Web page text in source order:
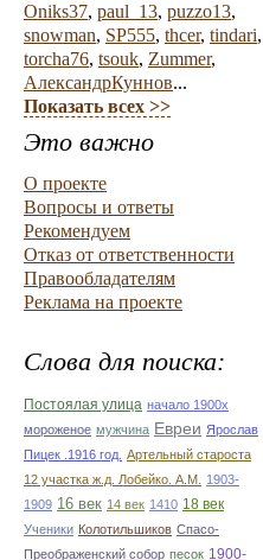
Oniks37, paul_13, puzzo13,
snowman, SP555, thcer, tindari,
torcha76, tsouk, Zummer,
АлександрКуннов...
Показать всех >>
Это важно
О проекте
Вопросы и ответы
Рекомендуем
Отказ от ответственности
Правообладателям
Реклама на проекте
Слова для поиска:
Постоялая улица начало 1900х
мороженое мужчина Евреи Ярослав
Пицек .1916 год. Артельный староста
12 участка ж.д. Лобейко. А.М.
1903-
1909 16 век 14 век 1410 18 век
Ученики Колотильшиков Спасо-
Преображенский собор песок 1900-